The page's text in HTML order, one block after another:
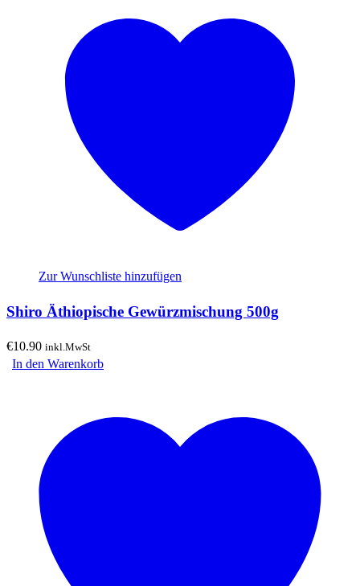
Zur Wunschliste hinzufügen
Shiro Äthiopische Gewürzmischung 500g
€10.90 inkl.MwSt
In den Warenkorb